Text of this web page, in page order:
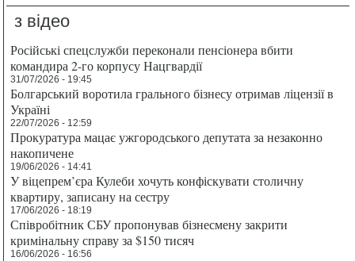
з відео
Російські спецслужби переконали пенсіонера вбити
командира 2-го корпусу Нацгвардії
31/07/2026 - 19:45
Болгарський воротила грального бізнесу отримав ліцензії в
Україні
22/07/2026 - 12:59
Прокуратура мацає ужгородського депутата за незаконно
накопичене
19/06/2026 - 14:41
У віцепрем’єра Кулеби хочуть конфіскувати столичну
квартиру, записану на сестру
17/06/2026 - 18:19
Співробітник СБУ пропонував бізнесмену закрити
кримінальну справу за $150 тисяч
16/06/2026 - 16:56